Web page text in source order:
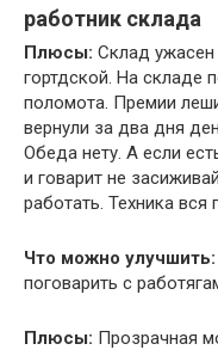
работник склада
Плюсы: Склад ужасен
гортдской. На складе
поломота. Премии
вернули за два дня
Обеда нету. А если
и говарит не
работать. Техника вся
Что можно улучшить:
поговарить с
Плюсы: Прозрачная